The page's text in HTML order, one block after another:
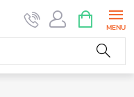
KOŠÍK